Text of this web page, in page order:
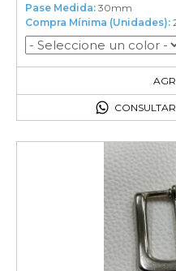
Pase Medida: 30mm
Compra Mínima (Unidades):
2en